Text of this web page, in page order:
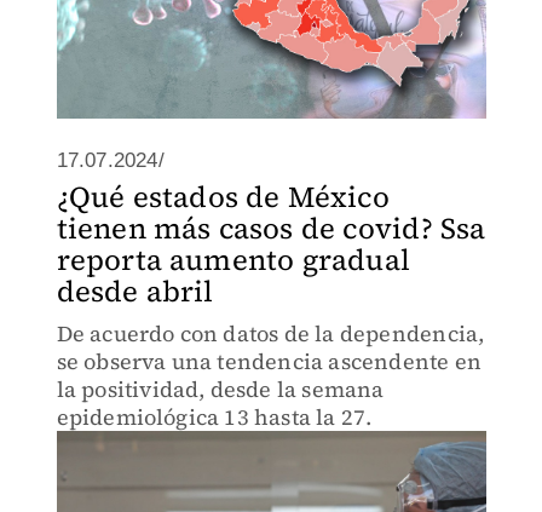
17.07.2024/
¿Qué estados de México
tienen más casos de covid? Ssa
reporta aumento gradual
desde abril
De acuerdo con datos de la dependencia,
se observa una tendencia ascendente en
la positividad, desde la semana
epidemiológica 13 hasta la 27.